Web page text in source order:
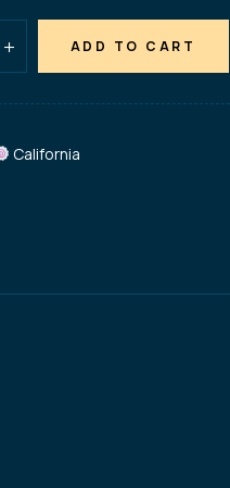
ADD TO CART
California